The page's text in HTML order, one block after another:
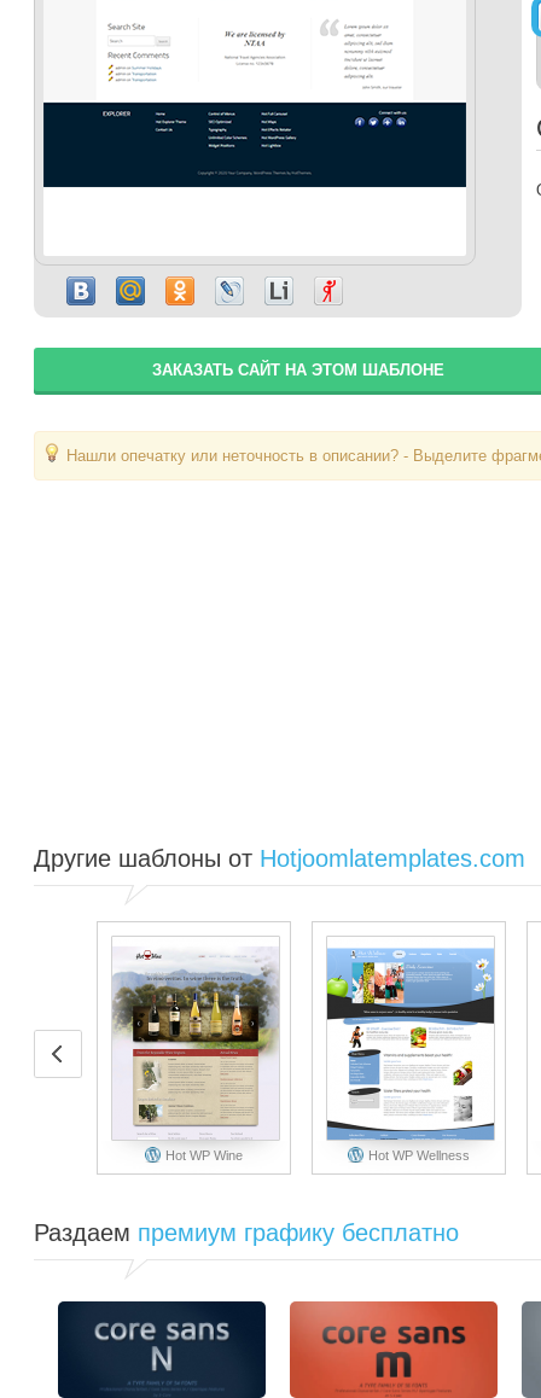
ЗАКАЗАТЬ САЙТ НА ЭТОМ ШАБЛОНЕ
Нашли опечатку или неточность в описании? - Выделите
Другие шаблоны от Hotjoomlatemplates.com
Hot WP Wine Hot WP Wellness
Раздаем премиум графику бесплатно